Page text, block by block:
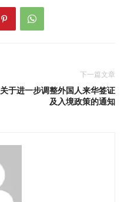
下一篇文章
关于进一步调整外国人来华签证
及入境政策的通知